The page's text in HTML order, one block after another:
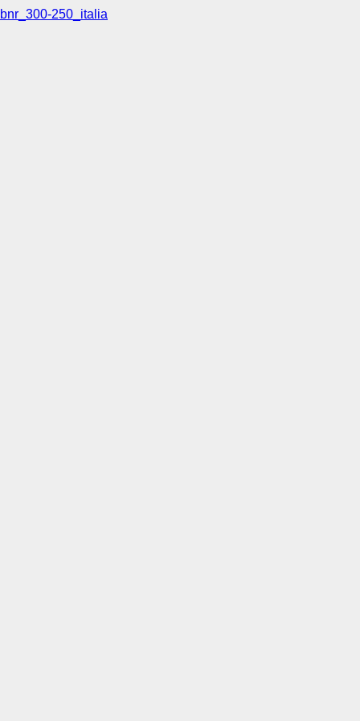
bnr_300-250_italia